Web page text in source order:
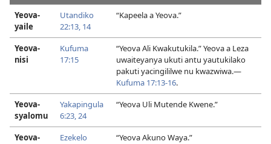
Yeova-
yaile
Utandiko
22:13, 14
“Kapeela a Yeova.”
Yeova-
nisi
Kufuma
17:15
“Yeova Ali Kwakutukila.” Yeova a Leza
uwaiteyanya ukuti antu yautukilako
pakuti yacingililwe nu kwazwiwa.—
Kufuma 17:13-16.
Yeova-
syalomu
Yakapingula
6:23, 24
“Yeova Uli Mutende Kwene.”
Yeova-
Ezekelo
“Yeova Akuno Waya.”